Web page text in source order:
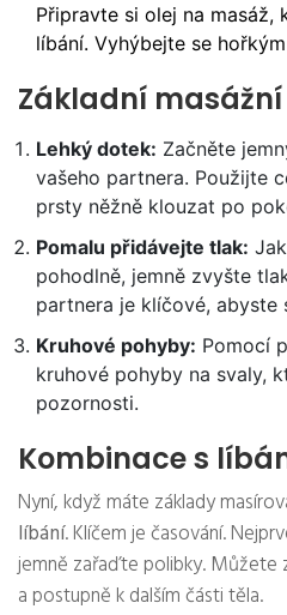
Připravte si olej na masáž,
líbání. Vyhýbejte se
Základní
Lehký dotek: Začněte
vašeho partnera. Použijte
prsty něžně klouzat po
Pomalu přidávejte tlak:
pohodlně, jemně zvyšte
partnera je klíčové, abyste
Kruhové pohyby: Pomocí
kruhové pohyby na svaly,
pozornosti.
Kombinace s
Nyní, když máte základy
líbání. Klíčem je časování.
jemně zařaďte polibky. Můžete
a postupně k dalším části těla.